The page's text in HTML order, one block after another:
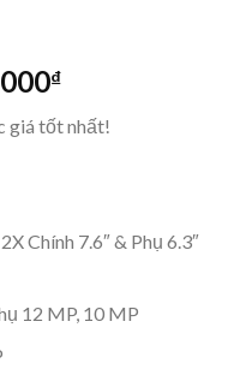
₫Giá
tại
giá tốt nhất!
Chính 7.6″ & Phụ 6.3″
12 MP, 10 MP